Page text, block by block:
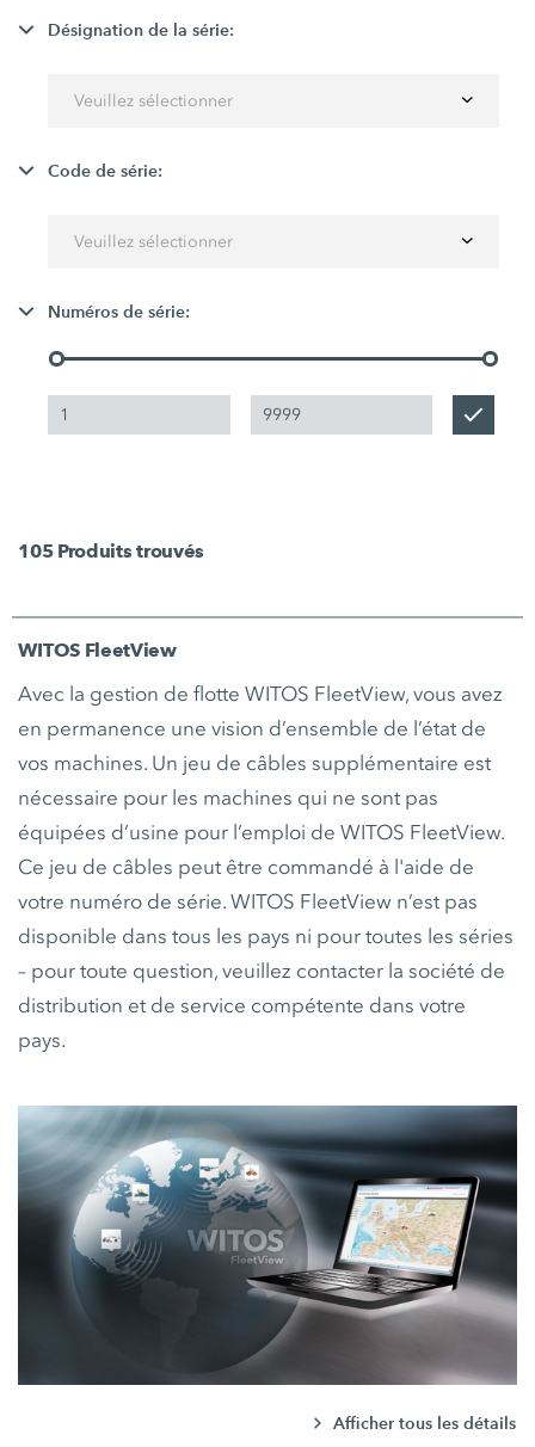
Désignation de la série:
Veuillez sélectionner
Code de série:
Veuillez sélectionner
Numéros de série:
105 Produits trouvés
WITOS FleetView
Avec la gestion de flotte WITOS FleetView, vous avez
en permanence une vision d’ensemble de l’état de
vos machines. Un jeu de câbles supplémentaire est
nécessaire pour les machines qui ne sont pas
équipées d’usine pour l’emploi de WITOS FleetView.
Ce jeu de câbles peut être commandé à l'aide de
votre numéro de série. WITOS FleetView n’est pas
disponible dans tous les pays ni pour toutes les séries
– pour toute question, veuillez contacter la société de
distribution et de service compétente dans votre
pays.
Afficher tous les détails